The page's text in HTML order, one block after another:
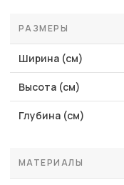
РАЗМЕРЫ
Ширина (см)
Высота (см)
Глубина (см)
МАТЕРИАЛЫ